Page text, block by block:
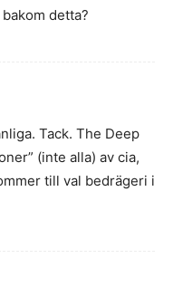
detta?
Tack. The Deep
(inte alla) av cia,
till val bedrägeri i